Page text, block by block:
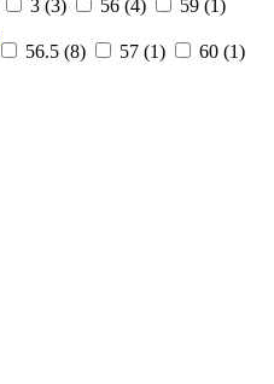
3 (3) 56 (4) 59 (1)
56.5 (8) 57 (1) 60 (1)